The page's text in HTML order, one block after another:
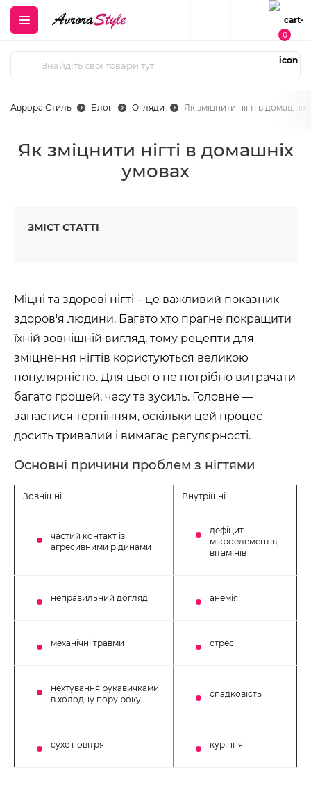
0
Аврора Стиль Блог Огляди Як зміцнити нігті в домашніх
Як зміцнити нігті в домашніх
умовах
ЗМІСТ СТАТТІ
Міцні та здорові нігті – це важливий показник
здоров'я людини. Багато хто прагне покращити
їхній зовнішній вигляд, тому рецепти для
зміцнення нігтів користуються великою
популярністю. Для цього не потрібно витрачати
багато грошей, часу та зусиль. Головне —
запастися терпінням, оскільки цей процес
досить тривалий і вимагає регулярності.
Основні причини проблем з нігтями
Зовнішні Внутрішні
частий контакт із
агресивними рідинами
дефіцит
мікроелементів,
вітамінів
неправильний догляд анемія
механічні травми стрес
нехтування рукавичками
в холодну пору року
спадковість
сухе повітря куріння